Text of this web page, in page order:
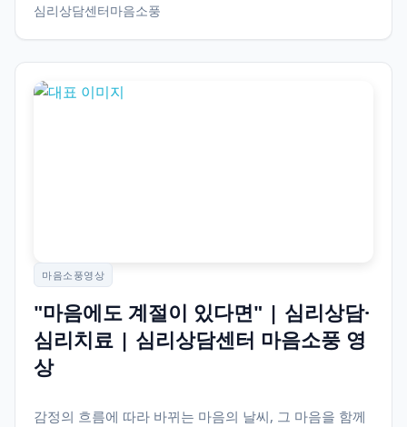
심리상담센터마음소풍
마음소풍영상
"마음에도 계절이 있다면" | 심리상담·
심리치료 | 심리상담센터 마음소풍 영
상
감정의 흐름에 따라 바뀌는 마음의 날씨, 그 마음을 함께